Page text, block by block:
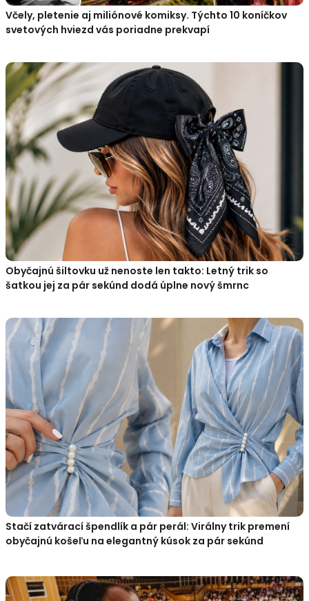
Včely, pletenie aj miliónové komiksy. Týchto 10 koníčkov
svetových hviezd vás poriadne prekvapí
Obyčajnú šiltovku už nenoste len takto: Letný trik so
šatkou jej za pár sekúnd dodá úplne nový šmrnc
Stačí zatvárací špendlík a pár perál: Virálny trik premení
obyčajnú košeľu na elegantný kúsok za pár sekúnd